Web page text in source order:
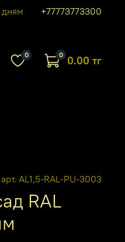
дням +77773773300
0 0 0.00 тг
арт. AL1,5-RAL-PU-3003
RAL